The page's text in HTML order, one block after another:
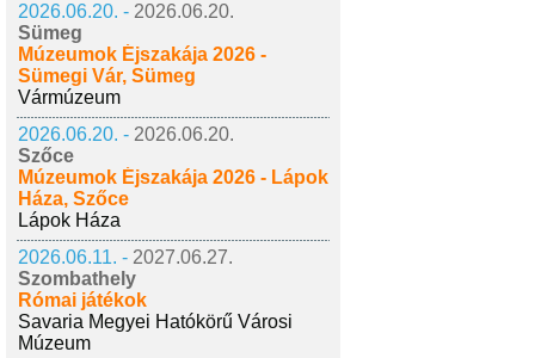
2026.06.20. - 2026.06.20.
Sümeg
Múzeumok Éjszakája 2026 -
Sümegi Vár, Sümeg
Vármúzeum
2026.06.20. - 2026.06.20.
Szőce
Múzeumok Éjszakája 2026 - Lápok
Háza, Szőce
Lápok Háza
2026.06.11. - 2027.06.27.
Szombathely
Római játékok
Savaria Megyei Hatókörű Városi
Múzeum